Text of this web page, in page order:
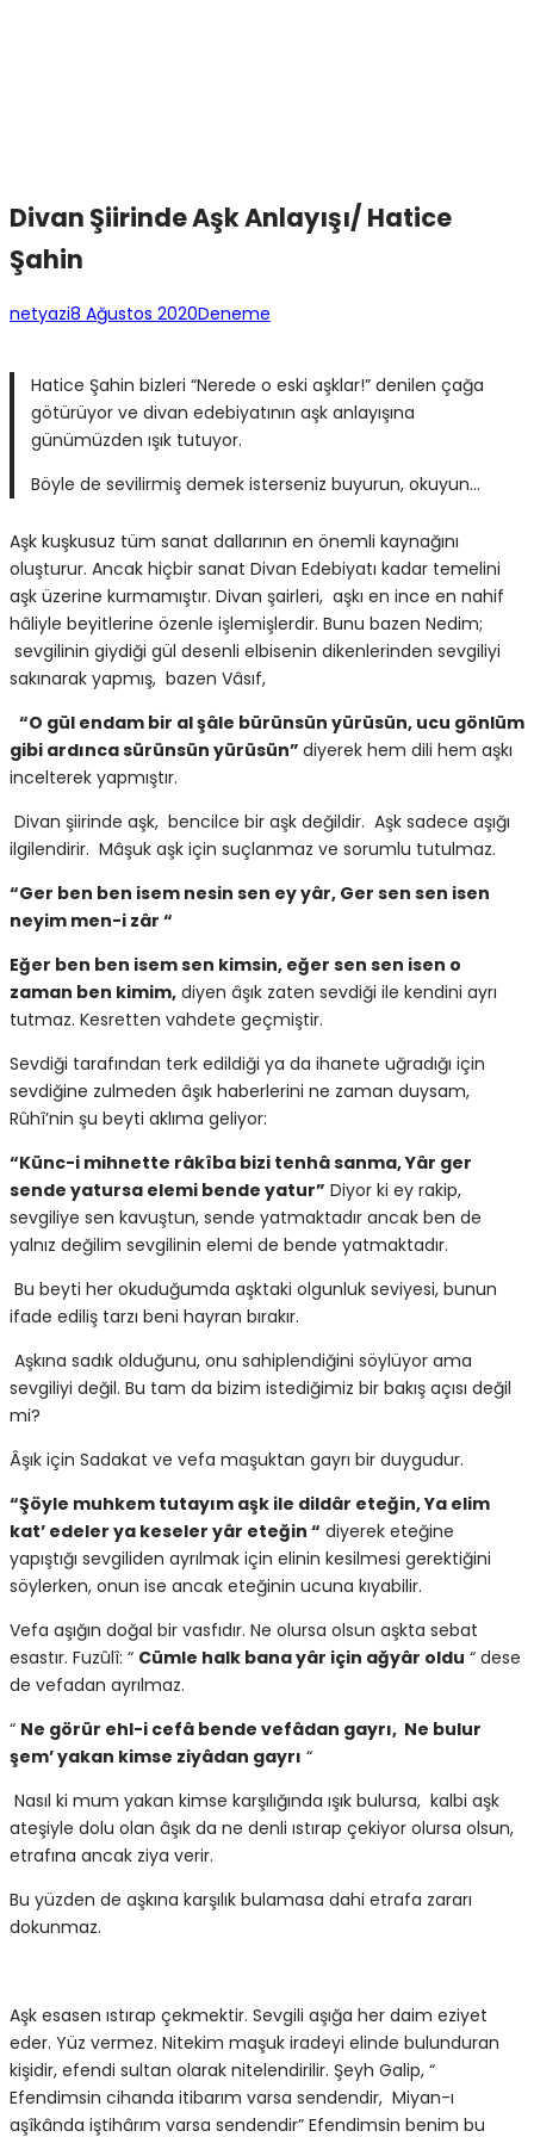
Divan Şiirinde Aşk Anlayışı/ Hatice
Şahin
netyazi8 Ağustos 2020Deneme
Hatice Şahin bizleri “Nerede o eski aşklar!” denilen çağa
götürüyor ve divan edebiyatının aşk anlayışına
günümüzden ışık tutuyor.
Böyle de sevilirmiş demek isterseniz buyurun, okuyun…
Aşk kuşkusuz tüm sanat dallarının en önemli kaynağını
oluşturur. Ancak hiçbir sanat Divan Edebiyatı kadar temelini
aşk üzerine kurmamıştır. Divan şairleri, aşkı en ince en nahif
hâliyle beyitlerine özenle işlemişlerdir. Bunu bazen Nedim;
sevgilinin giydiği gül desenli elbisenin dikenlerinden sevgiliyi
sakınarak yapmış, bazen Vâsıf,
“O gül endam bir al şâle bürünsün yürüsün, ucu gönlüm
gibi ardınca sürünsün yürüsün” diyerek hem dili hem aşkı
incelterek yapmıştır.
Divan şiirinde aşk, bencilce bir aşk değildir. Aşk sadece aşığı
ilgilendirir. Mâşuk aşk için suçlanmaz ve sorumlu tutulmaz.
“Ger ben ben isem nesin sen ey yâr, Ger sen sen isen
neyim men-i zâr “
Eğer ben ben isem sen kimsin, eğer sen sen isen o
zaman ben kimim, diyen âşık zaten sevdiği ile kendini ayrı
tutmaz. Kesretten vahdete geçmiştir.
Sevdiği tarafından terk edildiği ya da ihanete uğradığı için
sevdiğine zulmeden âşık haberlerini ne zaman duysam,
Rûhî’nin şu beyti aklıma geliyor:
“Künc-i mihnette râkîba bizi tenhâ sanma, Yâr ger
sende yatursa elemi bende yatur” Diyor ki ey rakip,
sevgiliye sen kavuştun, sende yatmaktadır ancak ben de
yalnız değilim sevgilinin elemi de bende yatmaktadır.
Bu beyti her okuduğumda aşktaki olgunluk seviyesi, bunun
ifade ediliş tarzı beni hayran bırakır.
Aşkına sadık olduğunu, onu sahiplendiğini söylüyor ama
sevgiliyi değil. Bu tam da bizim istediğimiz bir bakış açısı değil
mi?
Âşık için Sadakat ve vefa maşuktan gayrı bir duygudur.
“Şöyle muhkem tutayım aşk ile dildâr eteğin, Ya elim
kat’ edeler ya keseler yâr eteğin “ diyerek eteğine
yapıştığı sevgiliden ayrılmak için elinin kesilmesi gerektiğini
söylerken, onun ise ancak eteğinin ucuna kıyabilir.
Vefa aşığın doğal bir vasfıdır. Ne olursa olsun aşkta sebat
esastır. Fuzûlî: “ Cümle halk bana yâr için ağyâr oldu “ dese
de vefadan ayrılmaz.
“ Ne görür ehl-i cefâ bende vefâdan gayrı, Ne bulur
şem’ yakan kimse ziyâdan gayrı “
Nasıl ki mum yakan kimse karşılığında ışık bulursa, kalbi aşk
ateşiyle dolu olan âşık da ne denli ıstırap çekiyor olursa olsun,
etrafına ancak ziya verir.
Bu yüzden de aşkına karşılık bulamasa dahi etrafa zararı
dokunmaz.
Aşk esasen ıstırap çekmektir. Sevgili aşığa her daim eziyet
eder. Yüz vermez. Nitekim maşuk iradeyi elinde bulunduran
kişidir, efendi sultan olarak nitelendirilir. Şeyh Galip, “
Efendimsin cihanda itibarım varsa sendendir, Miyan-ı
aşîkânda iştihârım varsa sendendir” Efendimsin benim bu